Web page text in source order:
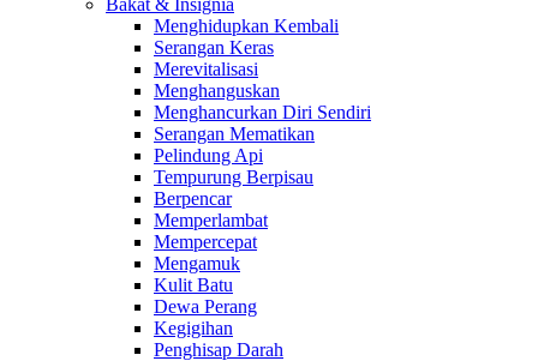
Bakat & Insignia
Menghidupkan Kembali
Serangan Keras
Merevitalisasi
Menghanguskan
Menghancurkan Diri Sendiri
Serangan Mematikan
Pelindung Api
Tempurung Berpisau
Berpencar
Memperlambat
Mempercepat
Mengamuk
Kulit Batu
Dewa Perang
Kegigihan
Penghisap Darah